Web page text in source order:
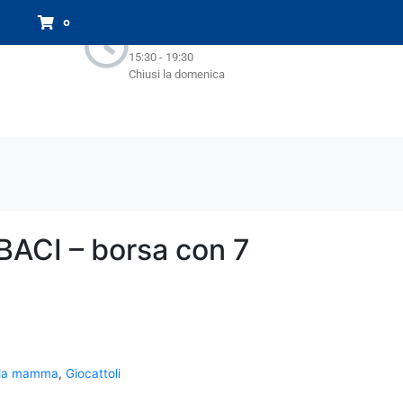
15:30 - 19:30
Chiusi la domenica
0
– borsa con 7
mamma, Giocattoli